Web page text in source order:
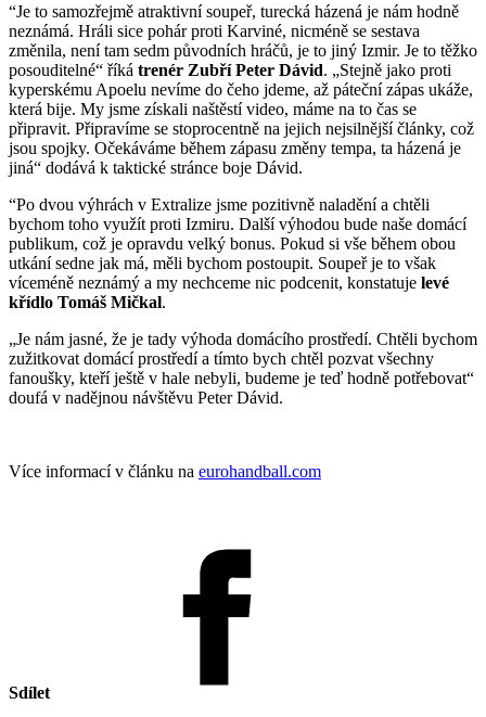
“Je to samozřejmě atraktivní soupeř, turecká házená je nám hodně
neznámá. Hráli sice pohár proti Karviné, nicméně se sestava
změnila, není tam sedm původních hráčů, je to jiný Izmir. Je to těžko
posouditelné“ říká trenér Zubří Peter Dávid. „Stejně jako proti
kyperskému Apoelu nevíme do čeho jdeme, až páteční zápas ukáže,
která bije. My jsme získali naštěstí video, máme na to čas se
připravit. Připravíme se stoprocentně na jejich nejsilnější články, což
jsou spojky. Očekáváme během zápasu změny tempa, ta házená je
jiná“ dodává k taktické stránce boje Dávid.
“Po dvou výhrách v Extralize jsme pozitivně naladění a chtěli
bychom toho využít proti Izmiru. Další výhodou bude naše domácí
publikum, což je opravdu velký bonus. Pokud si vše během obou
utkání sedne jak má, měli bychom postoupit. Soupeř je to však
víceméně neznámý a my nechceme nic podcenit, konstatuje levé
křídlo Tomáš Mičkal.
„Je nám jasné, že je tady výhoda domácího prostředí. Chtěli bychom
zužitkovat domácí prostředí a tímto bych chtěl pozvat všechny
fanoušky, kteří ještě v hale nebyli, budeme je teď hodně potřebovat“
doufá v nadějnou návštěvu Peter Dávid.
Více informací v článku na eurohandball.com
Sdílet